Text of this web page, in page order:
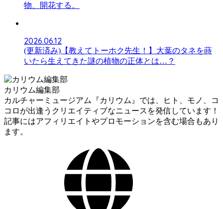
物、開花する。
2026.06.12
(更新済み)【教えてトーホク先生！】大葉のタネを蒔
いたら生えてきた謎の植物の正体とは…？
カリウム編集部
カルチャーミュージアム『カリウム』では、ヒト、モノ、コ
コロが出逢うクリエイティブなニュースを発信しています！
記事にはアフィリエイトやプロモーションを含む場合もあり
ます。